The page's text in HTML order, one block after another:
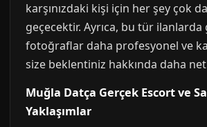
karşınızdaki kişi için her şey çok
geçecektir. Ayrıca, bu tür
fotoğraflar daha profesyonel ve
size beklentiniz hakkında daha
Muğla Datça Gerçek Escort ve
Yaklaşımlar